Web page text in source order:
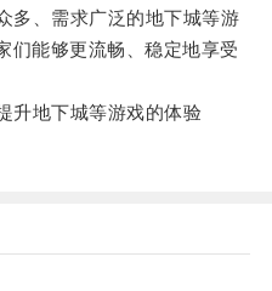
、需求广泛的地下城等游
们能够更流畅、稳定地享受
地下城等游戏的体验